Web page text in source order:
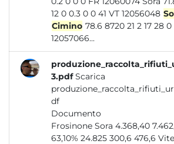
12 0 0.3 0 0 41 VT 12056048
Cimino 78.6 8720 21 2 17 28 0
12057066...
3.pdf Scarica
df
Documento
Frosinone Sora 4.368,40
63,10% 24.825